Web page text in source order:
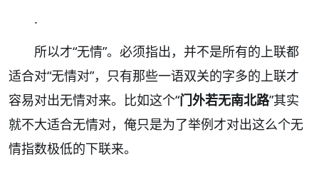
.
所以才“无情”。必须指出，并不是所有的上联都
适合对“无情对”，只有那些一语双关的字多的上联才
容易对出无情对来。比如这个“门外若无南北路”其实
就不大适合无情对，俺只是为了举例才对出这么个无
情指数极低的下联来。